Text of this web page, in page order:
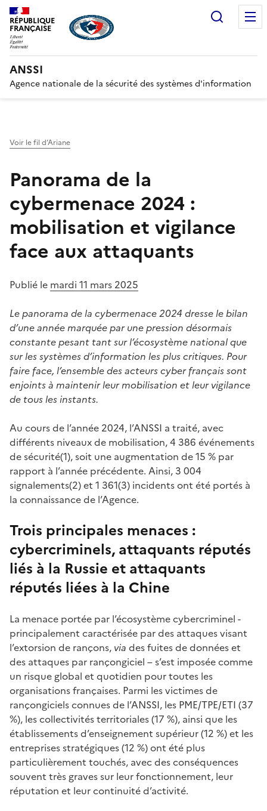
RÉPUBLIQUE
FRANÇAISE
ANSSI
Agence nationale de la sécurité des systèmes d'information
Voir le fil d’Ariane
Panorama de la
cybermenace 2024 :
mobilisation et vigilance
face aux attaquants
Publié le mardi 11 mars 2025
Le panorama de la cybermenace 2024 dresse le bilan
d’une année marquée par une pression désormais
constante pesant tant sur l’écosystème national que
sur les systèmes d’information les plus critiques. Pour
faire face, l’ensemble des acteurs cyber français sont
enjoints à maintenir leur mobilisation et leur vigilance
de tous les instants.
Au cours de l’année 2024, l’ANSSI a traité, avec
différents niveaux de mobilisation, 4 386 événements
de sécurité(1), soit une augmentation de 15 % par
rapport à l’année précédente. Ainsi, 3 004
signalements(2) et 1 361(3) incidents ont été portés à
la connaissance de l’Agence.
Trois principales menaces :
cybercriminels, attaquants réputés
liés à la Russie et attaquants
réputés liées à la Chine
La menace portée par l’écosystème cybercriminel -
principalement caractérisée par des attaques visant
l’extorsion de rançons, via des fuites de données et
des attaques par rançongiciel – s’est imposée comme
un risque global et quotidien pour toutes les
organisations françaises. Parmi les victimes de
rançongiciels connues de l’ANSSI, les PME/TPE/ETI (37
%), les collectivités territoriales (17 %), ainsi que les
établissements d’enseignement supérieur (12 %) et les
entreprises stratégiques (12 %) ont été plus
particulièrement touchés, avec des conséquences
souvent très graves sur leur fonctionnement, leur
réputation et leur continuité d’activité.